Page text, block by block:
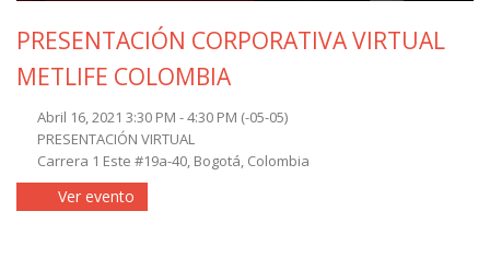
PRESENTACIÓN CORPORATIVA VIRTUAL
METLIFE COLOMBIA
Abril 16, 2021 3:30 PM - 4:30 PM (-05-05)
PRESENTACIÓN VIRTUAL
Carrera 1 Este #19a-40, Bogotá, Colombia
Ver evento